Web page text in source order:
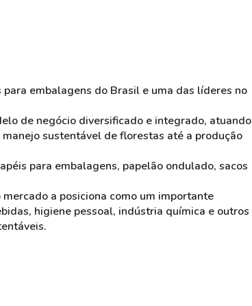
embalagens do Brasil e uma das líderes no
de negócio diversificado e integrado, atuando
sustentável de florestas até a produção
para embalagens, papelão ondulado, sacos
a posiciona como um importante
higiene pessoal, indústria química e outros